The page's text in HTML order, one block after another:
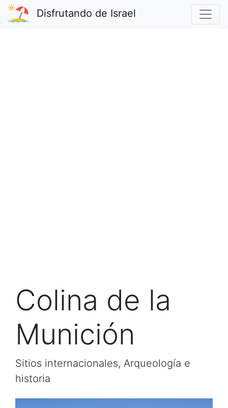
Disfrutando de Israel
Colina de la
Munición
Sitios internacionales, Arqueología e
historia